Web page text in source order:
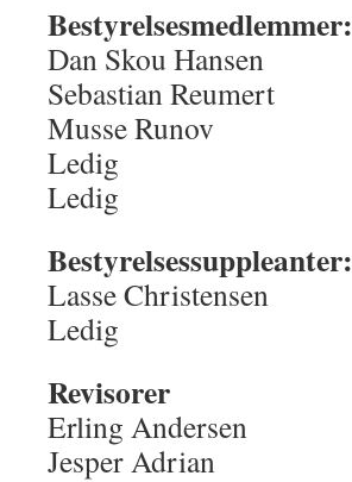
Bestyrelsesmedlemmer:
Dan Skou Hansen
Sebastian Reumert
Musse Runov
Ledig
Ledig
Bestyrelsessuppleanter:
Lasse Christensen
Ledig
Revisorer
Erling Andersen
Jesper Adrian